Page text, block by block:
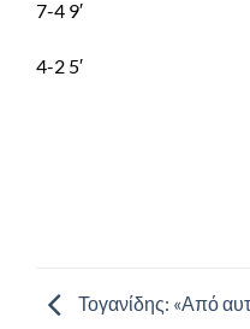
7-4 9′
4-2 5′
Τογανίδης: «Από